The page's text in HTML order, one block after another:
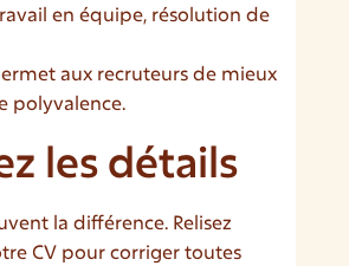
en équipe, résolution de
aux recruteurs de mieux
polyvalence.
les détails
la différence. Relisez
CV pour corriger toutes